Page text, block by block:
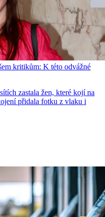
kritikům: K této odvážné
zastala žen, které kojí na
přidala fotku z vlaku i